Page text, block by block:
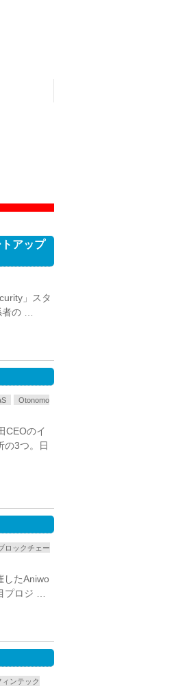
アップ
」スタ
の …
Otonomo
CEOのイ
の3つ。日
ロックチェー
したAniwo
プロジ …
ィンテック